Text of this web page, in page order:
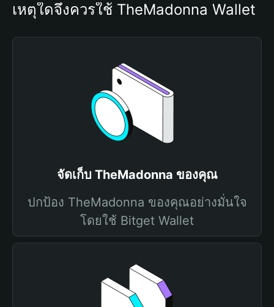
เหตุใดจึงควรใช้ TheMadonna Wallet
จัดเก็บ TheMadonna ของคุณ
ปกป้อง TheMadonna ของคุณอย่างมั่นใจ
โดยใช้ Bitget Wallet